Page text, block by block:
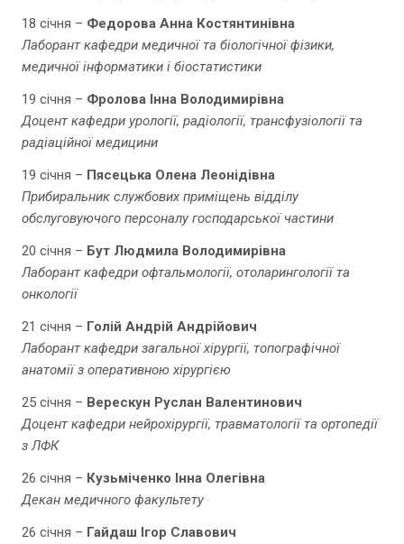
18 січня – Федорова Анна Костянтинівна
Лаборант кафедри медичної та біологічної фізики,
медичної інформатики і біостатистики
19 січня – Фролова Інна Володимирівна
Доцент кафедри урології, радіології, трансфузіології та
радіаційної медицини
19 січня – Пясецька Олена Леонідівна
Прибиральник службових приміщень відділу
обслуговуючого персоналу господарської частини
20 січня – Бут Людмила Володимирівна
Лаборант кафедри офтальмології, отоларингології та
онкології
21 січня – Голій Андрій Андрійович
Лаборант кафедри загальної хірургії, топографічної
анатомії з оперативною хірургією
25 січня – Верескун Руслан Валентинович
Доцент кафедри нейрохірургії, травматології та ортопедії
з ЛФК
26 січня – Кузьміченко Інна Олегівна
Декан медичного факультету
26 січня – Гайдаш Ігор Славович